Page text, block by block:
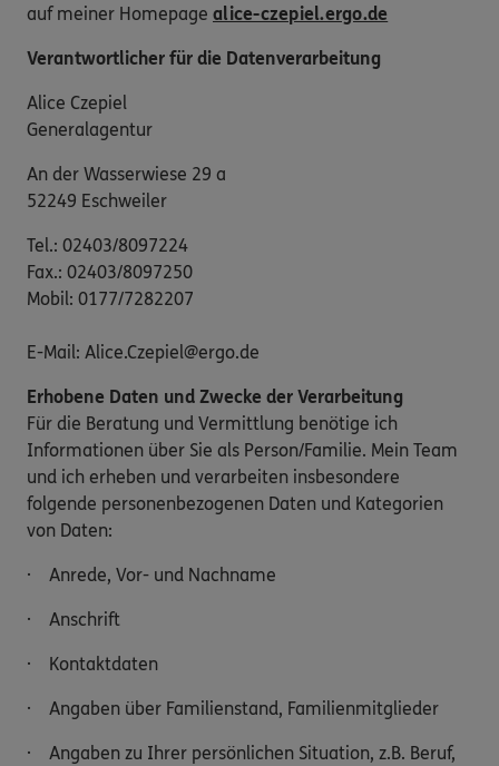
auf meiner Homepage alice-czepiel.ergo.de
Verantwortlicher für die Datenverarbeitung
Alice Czepiel
Generalagentur
An der Wasserwiese 29 a
52249 Eschweiler
Tel.: 02403/8097224
Fax.: 02403/8097250
Mobil: 0177/7282207
E-Mail: Alice.Czepiel@ergo.de
Erhobene Daten und Zwecke der Verarbeitung
Für die Beratung und Vermittlung benötige ich
Informationen über Sie als Person/Familie. Mein Team
und ich erheben und verarbeiten insbesondere
folgende personenbezogenen Daten und Kategorien
von Daten:
· Anrede, Vor- und Nachname
· Anschrift
· Kontaktdaten
· Angaben über Familienstand, Familienmitglieder
· Angaben zu Ihrer persönlichen Situation, z.B. Beruf,